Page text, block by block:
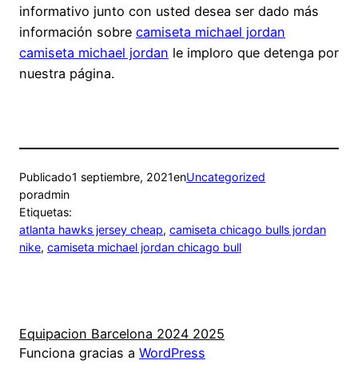
informativo junto con usted desea ser dado más
información sobre camiseta michael jordan
camiseta michael jordan le imploro que detenga por
nuestra página.
Publicado1 septiembre, 2021enUncategorized
poradmin
Etiquetas:
atlanta hawks jersey cheap, camiseta chicago bulls jordan
nike, camiseta michael jordan chicago bull
Equipacion Barcelona 2024 2025
Funciona gracias a WordPress